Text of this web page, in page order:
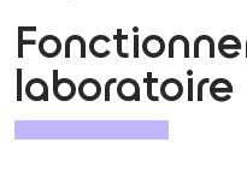
laboratoire